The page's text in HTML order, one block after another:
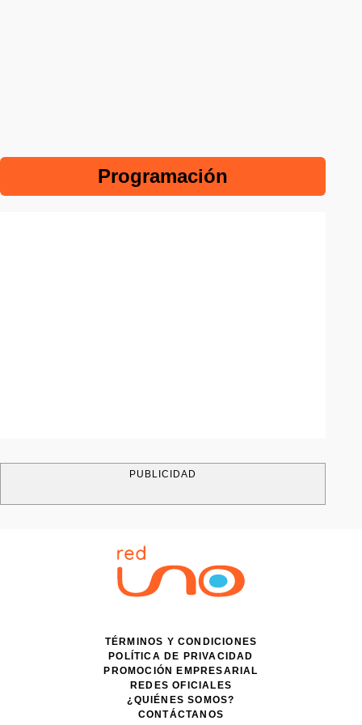
Programación
PUBLICIDAD
TÉRMINOS Y CONDICIONES
POLÍTICA DE PRIVACIDAD
PROMOCIÓN EMPRESARIAL
REDES OFICIALES
¿QUIÉNES SOMOS?
CONTÁCTANOS